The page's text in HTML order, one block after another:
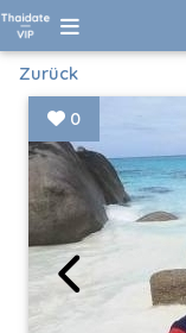
Zurück
0